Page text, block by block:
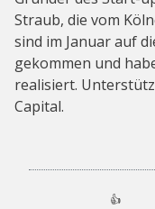
Straub, die vom
sind im Januar auf
gekommen und
realisiert.
Capital.
👍